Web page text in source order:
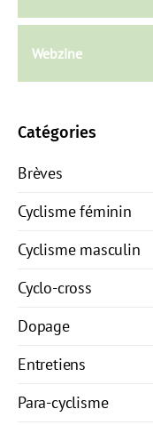
Webzine
Catégories
Brèves
Cyclisme féminin
Cyclisme masculin
Cyclo-cross
Dopage
Entretiens
Para-cyclisme